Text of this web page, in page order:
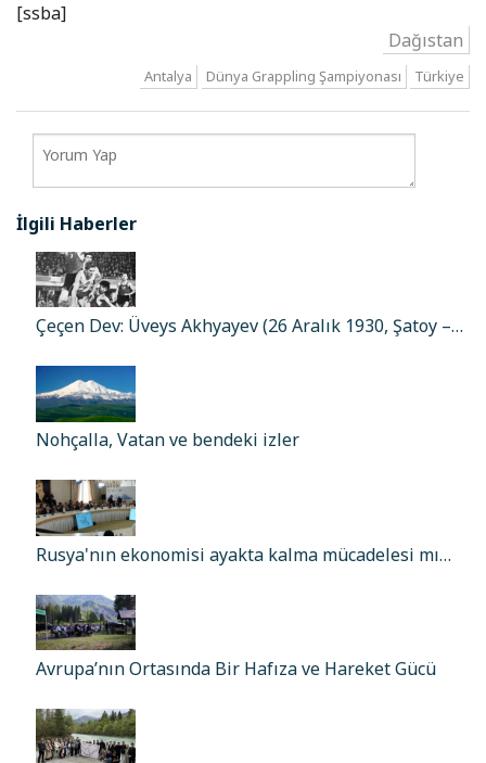
[ssba]
Dağıstan
Antalya Dünya Grappling Şampiyonası Türkiye
İlgili Haberler
Çeçen Dev: Üveys Akhyayev (26 Aralık 1930, Şatoy –…
Nohçalla, Vatan ve bendeki izler
Rusya'nın ekonomisi ayakta kalma mücadelesi mı…
Avrupa’nın Ortasında Bir Hafıza ve Hareket Gücü